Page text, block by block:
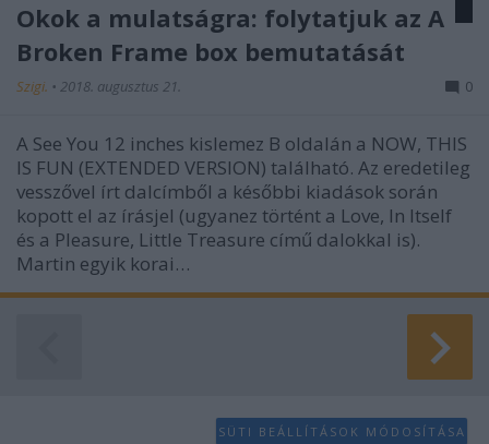
Okok a mulatságra: folytatjuk az A
Broken Frame box bemutatását
Szigi. • 2018. augusztus 21. 0
A See You 12 inches kislemez B oldalán a NOW, THIS
IS FUN (EXTENDED VERSION) található. Az eredetileg
vesszővel írt dalcímből a későbbi kiadások során
kopott el az írásjel (ugyanez történt a Love, In Itself
és a Pleasure, Little Treasure című dalokkal is).
Martin egyik korai…
SÜTI BEÁLLÍTÁSOK MÓDOSÍTÁSA